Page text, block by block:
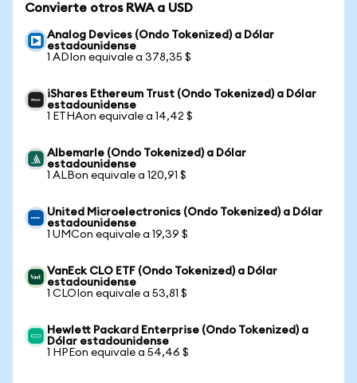
Convierte otros RWA a USD
Analog Devices (Ondo Tokenized) a Dólar
estadounidense
1 ADIon equivale a 378,35 $
iShares Ethereum Trust (Ondo Tokenized) a Dólar
estadounidense
1 ETHAon equivale a 14,42 $
Albemarle (Ondo Tokenized) a Dólar
estadounidense
1 ALBon equivale a 120,91 $
United Microelectronics (Ondo Tokenized) a Dólar
estadounidense
1 UMCon equivale a 19,39 $
VanEck CLO ETF (Ondo Tokenized) a Dólar
estadounidense
1 CLOIon equivale a 53,81 $
Hewlett Packard Enterprise (Ondo Tokenized) a
Dólar estadounidense
1 HPEon equivale a 54,46 $